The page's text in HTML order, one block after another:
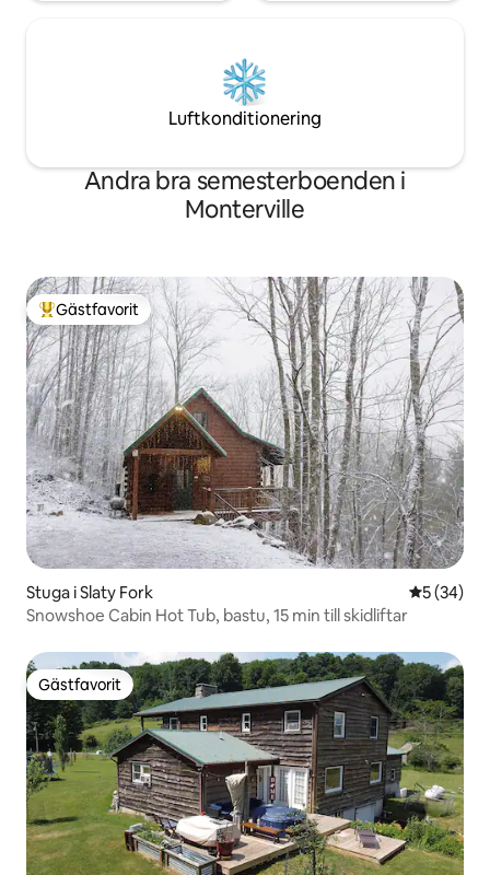
Luftkonditionering
Andra bra semesterboenden i
Monterville
Populär gästfavorit
Gästfavorit
Stuga i Slaty Fork 5 av 5 i
5 (34)
Snowshoe Cabin Hot Tub, bastu, 15 min till skidliftar
Gästfavorit
Gästfavorit